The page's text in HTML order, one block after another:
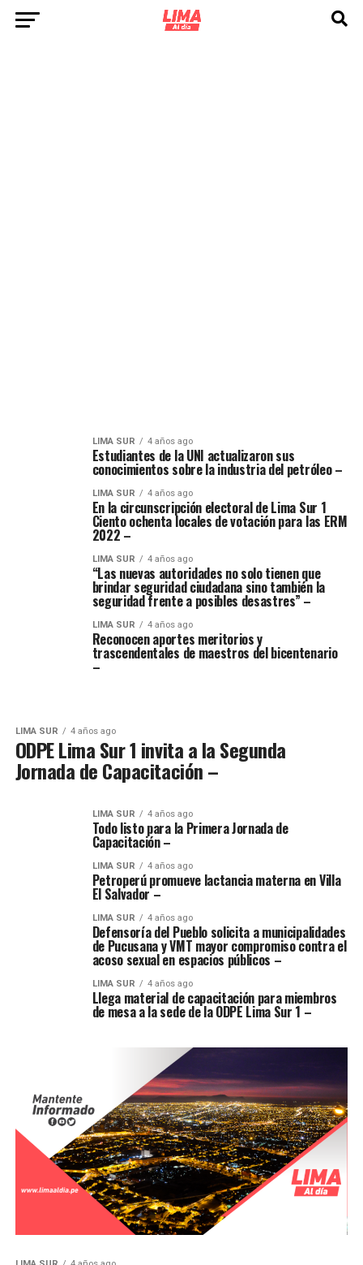
LIMA SUR 4 años ago
Estudiantes de la UNI actualizaron sus
conocimientos sobre la industria del petróleo –
LIMA SUR 4 años ago
En la circunscripción electoral de Lima Sur 1
Ciento ochenta locales de votación para las ERM
2022 –
LIMA SUR 4 años ago
“Las nuevas autoridades no solo tienen que
brindar seguridad ciudadana sino también la
seguridad frente a posibles desastres” –
LIMA SUR 4 años ago
Reconocen aportes meritorios y
trascendentales de maestros del bicentenario
–
LIMA SUR 4 años ago
ODPE Lima Sur 1 invita a la Segunda
Jornada de Capacitación –
LIMA SUR 4 años ago
Todo listo para la Primera Jornada de
Capacitación –
LIMA SUR 4 años ago
Petroperú promueve lactancia materna en Villa
El Salvador –
LIMA SUR 4 años ago
Defensoría del Pueblo solicita a municipalidades
de Pucusana y VMT mayor compromiso contra el
acoso sexual en espacios públicos –
LIMA SUR 4 años ago
Llega material de capacitación para miembros
de mesa a la sede de la ODPE Lima Sur 1 –